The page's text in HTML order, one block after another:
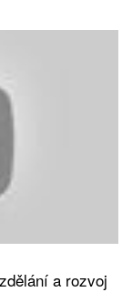
a rozvoj